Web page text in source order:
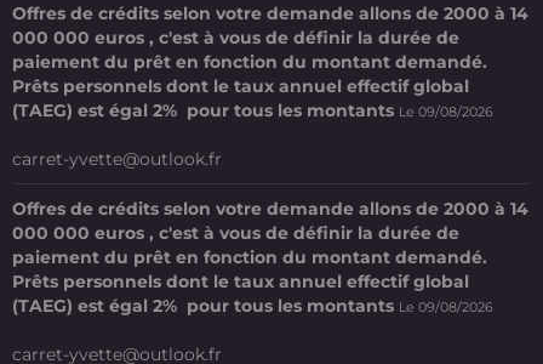
Offres de crédits selon votre demande allons de 2000 à 14
000 000 euros , c'est à vous de définir la durée de
paiement du prêt en fonction du montant demandé.
Prêts personnels dont le taux annuel effectif global
(TAEG) est égal 2% pour tous les montants Le 09/08/2026
carret-yvette@outlook.fr
Offres de crédits selon votre demande allons de 2000 à 14
000 000 euros , c'est à vous de définir la durée de
paiement du prêt en fonction du montant demandé.
Prêts personnels dont le taux annuel effectif global
(TAEG) est égal 2% pour tous les montants Le 09/08/2026
carret-yvette@outlook.fr